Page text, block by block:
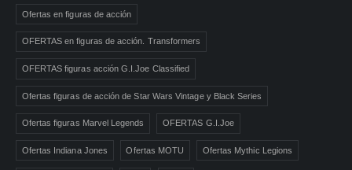
Ofertas en figuras de acción
OFERTAS en figuras de acción. Transformers
OFERTAS figuras acción G.I.Joe Classified
Ofertas figuras de acción de Star Wars Vintage y Black Series
Ofertas figuras Marvel Legends OFERTAS G.I.Joe
Ofertas Indiana Jones Ofertas MOTU Ofertas Mythic Legions